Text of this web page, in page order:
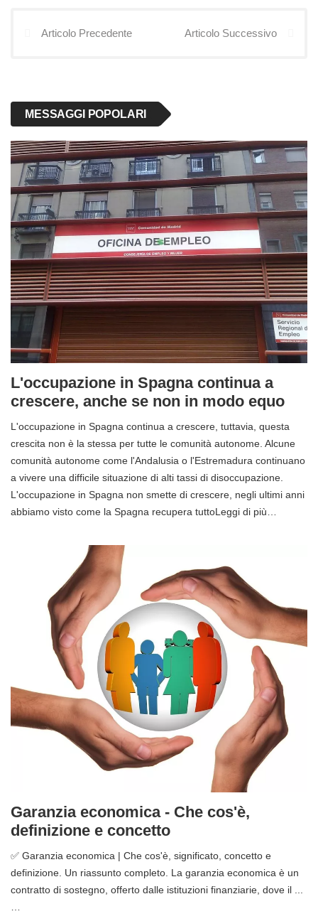
Articolo Precedente Articolo Successivo
MESSAGGI POPOLARI
L'occupazione in Spagna continua a
crescere, anche se non in modo equo
L'occupazione in Spagna continua a crescere, tuttavia, questa
crescita non è la stessa per tutte le comunità autonome. Alcune
comunità autonome come l'Andalusia o l'Estremadura continuano
a vivere una difficile situazione di alti tassi di disoccupazione.
L'occupazione in Spagna non smette di crescere, negli ultimi anni
abbiamo visto come la Spagna recupera tuttoLeggi di più…
Garanzia economica - Che cos'è,
definizione e concetto
✅ Garanzia economica | Che cos'è, significato, concetto e
definizione. Un riassunto completo. La garanzia economica è un
contratto di sostegno, offerto dalle istituzioni finanziarie, dove il ...